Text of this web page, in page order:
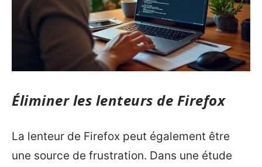
Éliminer les lenteurs de Firefox
La lenteur de Firefox peut également être
une source de frustration. Dans une étude